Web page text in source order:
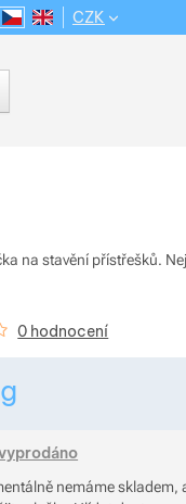
na stavění přístřešků.
0 hodnocení
g Hmotnost v
nemáme skladem,
CS EN
CZK